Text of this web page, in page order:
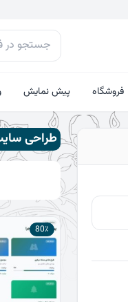
فروشگاه پیش نمایش
طراحی
80٪